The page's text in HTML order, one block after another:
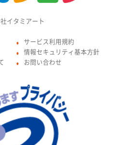
イタミアート
● サービス利用規約
● 情報セキュリティ基本方針
● お問い合わせ